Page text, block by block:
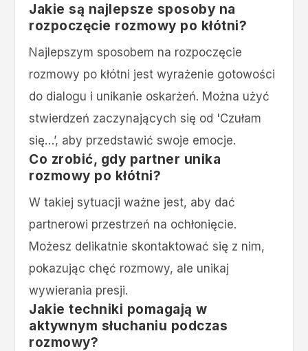
Jakie są najlepsze sposoby na
rozpoczęcie rozmowy po kłótni?
Najlepszym sposobem na rozpoczęcie
rozmowy po kłótni jest wyrażenie gotowości
do dialogu i unikanie oskarżeń. Można użyć
stwierdzeń zaczynających się od 'Czułam
się…’, aby przedstawić swoje emocje.
Co zrobić, gdy partner unika
rozmowy po kłótni?
W takiej sytuacji ważne jest, aby dać
partnerowi przestrzeń na ochłonięcie.
Możesz delikatnie skontaktować się z nim,
pokazując chęć rozmowy, ale unikaj
wywierania presji.
Jakie techniki pomagają w
aktywnym słuchaniu podczas
rozmowy?